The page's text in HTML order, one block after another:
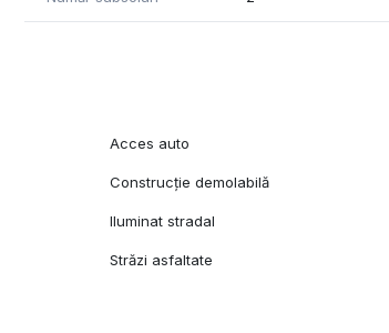
Union Square
Continental Hote
Oportunitate unică de achiziție a unui
Acces auto
Construcție demolabilă
Iluminat stradal
Străzi asfaltate